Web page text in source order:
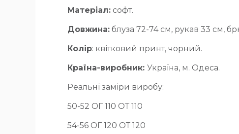
Матеріал: софт.
Довжина: блуза 72-74 см, рукав 33 см,
Колір: квітковий принт, чорний.
Країна-виробник: Україна, м. Одеса.
Реальні заміри виробу:
50-52 ОГ 110 ОТ 110
54-56 ОГ 120 ОТ 120